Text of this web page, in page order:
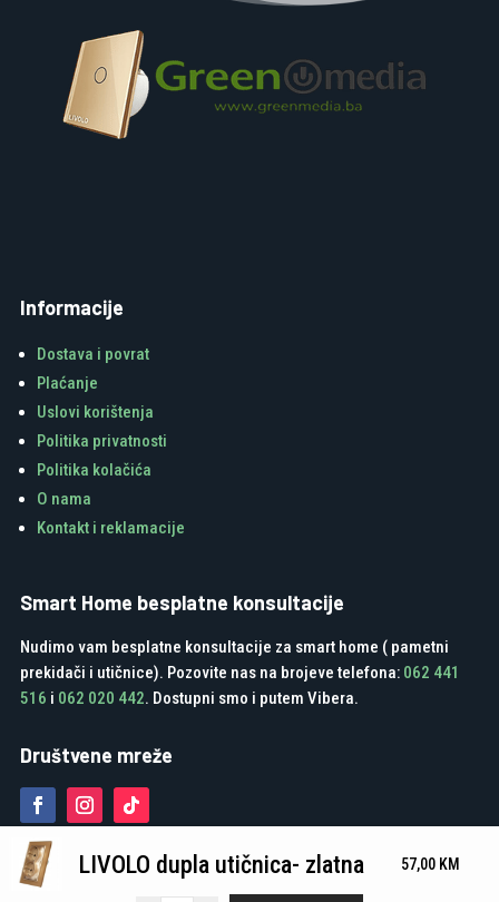
Informacije
Dostava i povrat
Plaćanje
Uslovi korištenja
Politika privatnosti
Politika kolačića
O nama
Kontakt i reklamacije
Smart Home besplatne konsultacije
Nudimo vam besplatne konsultacije za smart home ( pametni
prekidači i utičnice). Pozovite nas na brojeve telefona: 062 441
516 i 062 020 442. Dostupni smo i putem Vibera.
Društvene mreže
LIVOLO dupla utičnica- zlatna 57,00 KM